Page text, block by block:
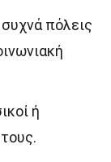
πόλεις
ή